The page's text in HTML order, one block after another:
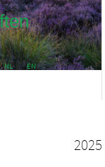
NL EN
2025